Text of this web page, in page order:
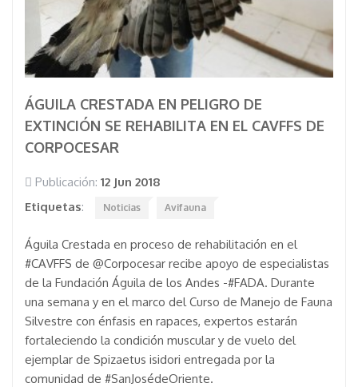
ÁGUILA CRESTADA EN PELIGRO DE
EXTINCIÓN SE REHABILITA EN EL CAVFFS DE
CORPOCESAR
Publicación: 12 Jun 2018
Etiquetas: Noticias Avifauna
Águila Crestada en proceso de rehabilitación en el
#CAVFFS de @Corpocesar recibe apoyo de especialistas
de la Fundación Águila de los Andes -#FADA. Durante
una semana y en el marco del Curso de Manejo de Fauna
Silvestre con énfasis en rapaces, expertos estarán
fortaleciendo la condición muscular y de vuelo del
ejemplar de Spizaetus isidori entregada por la
comunidad de #SanJosédeOriente.